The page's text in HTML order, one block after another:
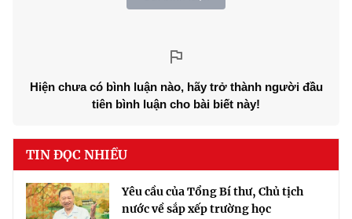
Hiện chưa có bình luận nào, hãy trở thành người đầu
tiên bình luận cho bài biết này!
TIN ĐỌC NHIỀU
Yêu cầu của Tổng Bí thư, Chủ tịch
nước về sắp xếp trường học